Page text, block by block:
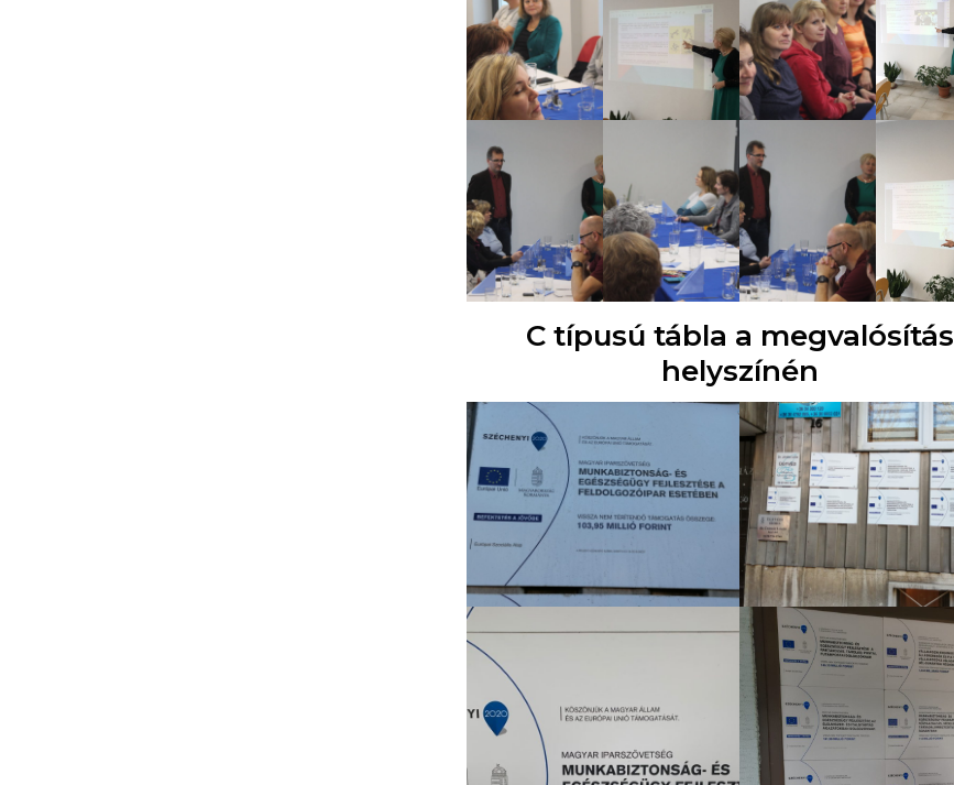
C típusú tábla a megvalósítás
helyszínén